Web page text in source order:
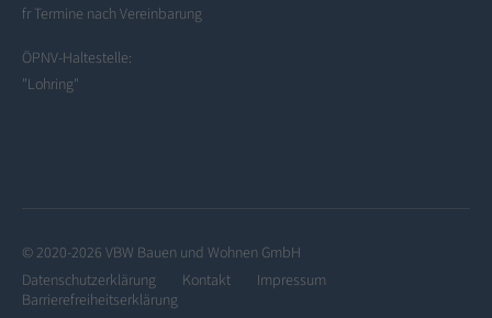
fr Termine nach Vereinbarung
ÖPNV-Haltestelle:
"Lohring"
© 2020-2026 VBW Bauen und Wohnen GmbH
Datenschutzerklärung
Kontakt
Impressum
Barrierefreiheitserklärung